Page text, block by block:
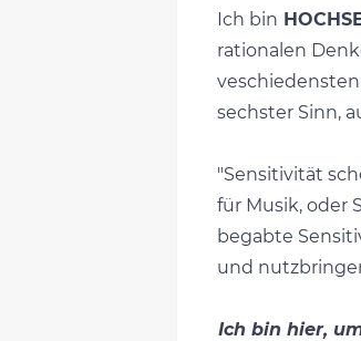
Ich bin
rationalen
sechster Sinn,
"Sensitivität
für Musik, oder
begabte
und
Ich bin hier,